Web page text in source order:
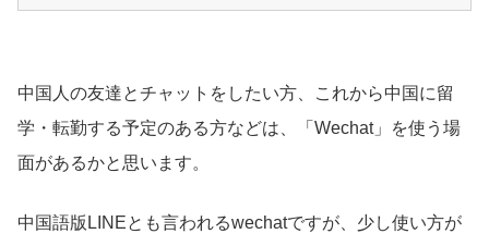
中国人の友達とチャットをしたい方、これから中国に留
学・転勤する予定のある方などは、「Wechat」を使う場
面があるかと思います。
中国語版LINEとも言われるwechatですが、少し使い方が